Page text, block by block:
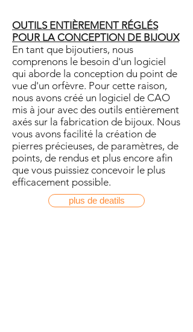
OUTILS ENTIÈREMENT RÉGLÉS
POUR LA CONCEPTION DE BIJOUX
En tant que bijoutiers, nous
comprenons le besoin d'un logiciel
qui aborde la conception du point de
vue d'un orfèvre. Pour cette raison,
nous avons créé un logiciel de CAO
mis à jour avec des outils entièrement
axés sur la fabrication de bijoux. Nous
vous avons facilité la création de
pierres précieuses, de paramètres, de
points, de rendus et plus encore afin
que vous puissiez concevoir le plus
efficacement possible.
plus de deatils